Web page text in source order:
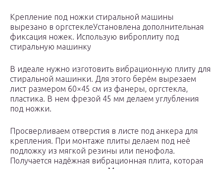
Крепление под ножки стиральной машины
вырезано в оргстеклеУстановлена дополнительная
фиксация ножек. Использую виброплиту под
стиральную машинку
В идеале нужно изготовить вибрационную плиту для
стиральной машинки. Для этого берём вырезаем
лист размером 60×45 см из фанеры, оргстекла,
пластика. В нем фрезой 45 мм делаем углубления
под ножки.
Просверливаем отверстия в листе под анкера для
крепления. При монтаже плиты делаем под неё
подложку из мягкой резины или пенофола.
Получается надёжная вибрационная плита, которая